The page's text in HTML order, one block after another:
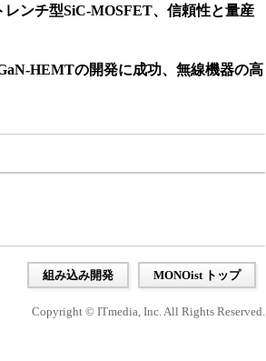
ンチ型SiC-MOSFET、信頼性と量産
HEMTの開発に成功、無線機器の高
組み込み開発 MONOist トップ
Copyright © ITmedia, Inc. All Rights Reserved.